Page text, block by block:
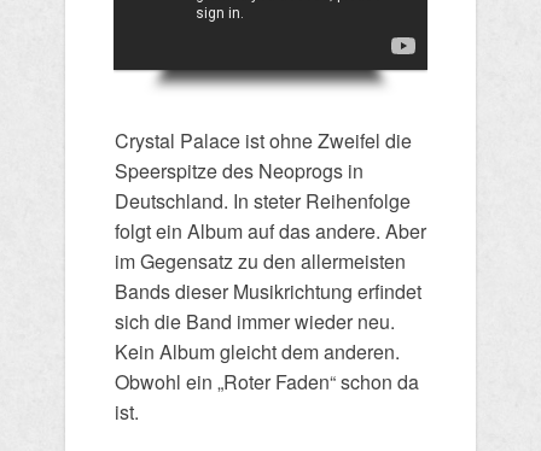
Crystal Palace ist ohne Zweifel die
Speerspitze des Neoprogs in
Deutschland. In steter Reihenfolge
folgt ein Album auf das andere. Aber
im Gegensatz zu den allermeisten
Bands dieser Musikrichtung erfindet
sich die Band immer wieder neu.
Kein Album gleicht dem anderen.
Obwohl ein „Roter Faden“ schon da
ist.